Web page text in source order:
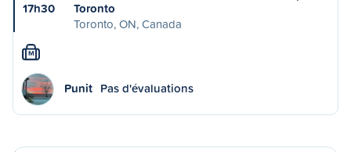
17h30
Toronto
Toronto, ON, Canada
M
Punit Pas d'évaluations